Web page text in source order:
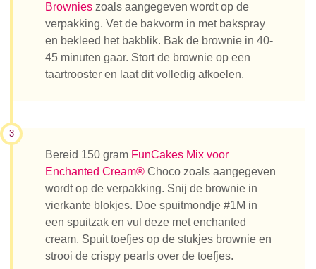
Brownies zoals aangegeven wordt op de
verpakking. Vet de bakvorm in met bakspray
en bekleed het bakblik. Bak de brownie in 40-
45 minuten gaar. Stort de brownie op een
taartrooster en laat dit volledig afkoelen.
3
Bereid 150 gram FunCakes Mix voor
Enchanted Cream® Choco zoals aangegeven
wordt op de verpakking. Snij de brownie in
vierkante blokjes. Doe spuitmondje #1M in
een spuitzak en vul deze met enchanted
cream. Spuit toefjes op de stukjes brownie en
strooi de crispy pearls over de toefjes.